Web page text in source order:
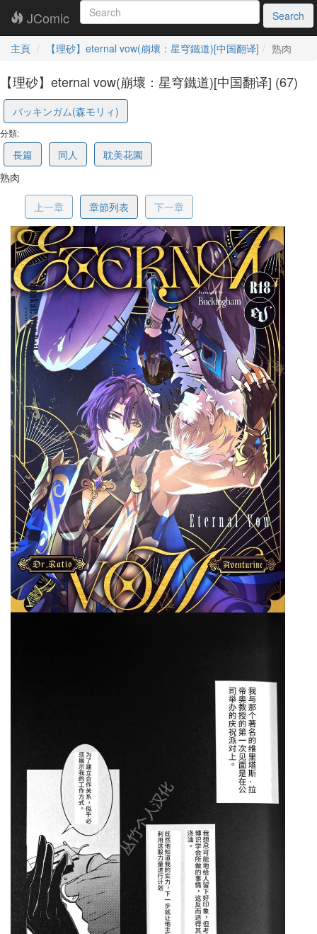
JComic Search
主頁 【理砂】eternal vow(崩壞：星穹鐵道)[中国翻译] 熟肉
【理砂】eternal vow(崩壞：星穹鐵道)[中国翻译] (67)
バッキンガム(森モリィ)
分類:
長篇 同人
耽美花園
熟肉
上一章 章節列表 下一章